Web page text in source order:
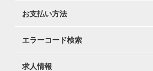
お支払い方法
エラーコード検索
求人情報